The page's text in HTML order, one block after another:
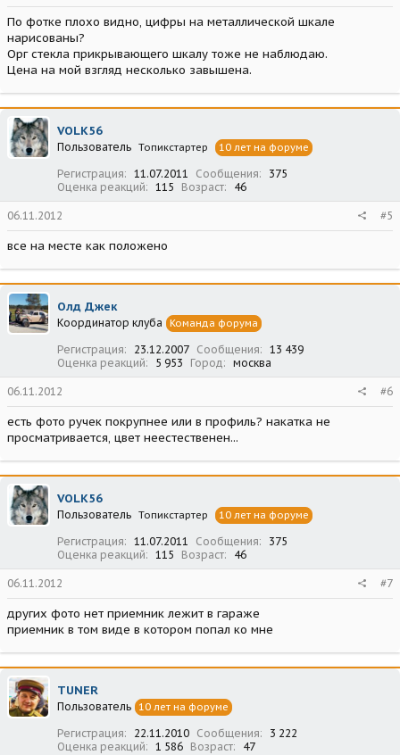
По фотке плохо видно, цифры на металлической шкале
нарисованы?
Орг стекла прикрывающего шкалу тоже не наблюдаю.
Цена на мой взгляд несколько завышена.
VOLK56
Пользователь Топикстартер 10 лет на форуме
Регистрация 11.07.2011 Сообщения
375
Оценка реакций
115 Возраст 46
06.11.2012 #5
все на месте как положено
Олд Джек
Координатор клуба Команда форума
Регистрация 23.12.2007 Сообщения
13 439
Оценка реакций
5 953 Город москва
06.11.2012 #6
есть фото ручек покрупнее или в профиль? накатка не
просматривается, цвет неестественен...
VOLK56
Пользователь Топикстартер 10 лет на форуме
Регистрация 11.07.2011 Сообщения
375
Оценка реакций
115 Возраст 46
06.11.2012 #7
других фото нет приемник лежит в гараже
приемник в том виде в котором попал ко мне
TUNER
Пользователь 10 лет на форуме
Регистрация 22.11.2010 Сообщения
3 222
Оценка реакций
1 586 Возраст
47